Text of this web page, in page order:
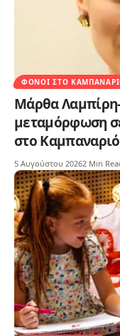
ΦΌΝΟΙ ΣΤΟ
Μάρθα
μεταμόρφωση
στο
5 Αυγούστου 20262 Min